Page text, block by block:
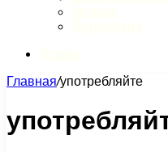
Главная/употребляйте